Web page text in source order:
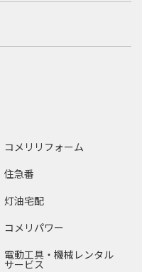
コメリリフォーム
住急番
灯油宅配
コメリパワー
電動工具・機械レンタル
サービス